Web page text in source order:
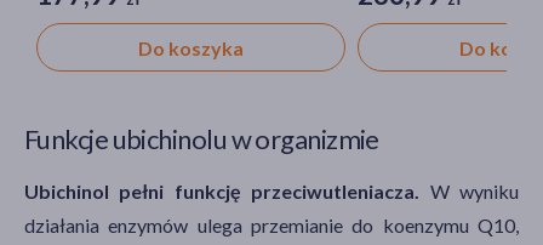
Do koszyka Do
Funkcje ubichinolu w organizmie
Ubichinol pełni funkcję przeciwutleniacza. W wyniku
działania enzymów ulega przemianie do koenzymu Q10,